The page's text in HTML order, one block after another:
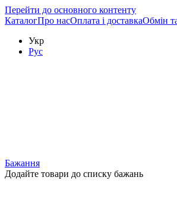
Перейти до основного контенту
КаталогПро насОплата і доставкаОбмін
Укр
Рус
Бажання
Додайте товари до списку бажань